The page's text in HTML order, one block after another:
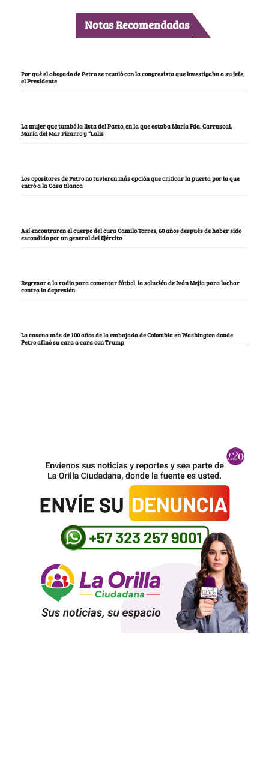
Notas Recomendadas
Por qué el abogado de Petro se reunió con la congresista que investigaba a su jefe,
el Presidente
La mujer que tumbó la lista del Pacto, en la que estaba María Fda. Carrascal,
María del Mar Pizarro y “Lalis
Los opositores de Petro no tuvieron más opción que criticar la puerta por la que
entró a la Casa Blanca
Así encontraron el cuerpo del cura Camilo Torres, 60 años después de haber sido
escondido por un general del Ejército
Regresar a la radio para comentar fútbol, la solución de Iván Mejía para luchar
contra la depresión
La casona más de 100 años de la embajada de Colombia en Washington donde
Petro afinó su cara a cara con Trump